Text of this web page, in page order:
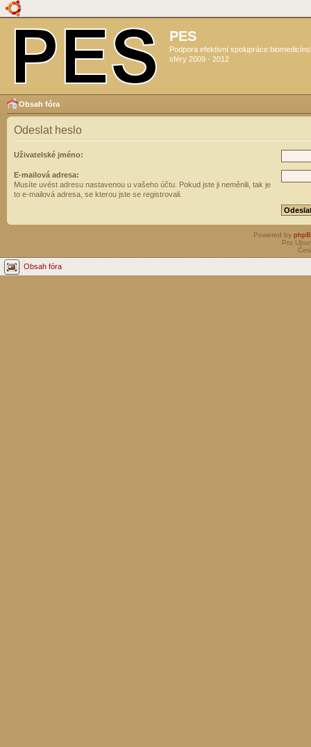
PES
Podpora efektivní spolupráce
sféry 2009 - 2012
Obsah fóra
Odeslat heslo
Uživatelské jméno:
E-mailová adresa:
Musíte uvést adresu nastavenou u vašeho účtu. Pokud jste ji neměnili, tak je
to e-mailová adresa, se kterou jste se registrovali.
Powered by
Pro
Obsah fóra